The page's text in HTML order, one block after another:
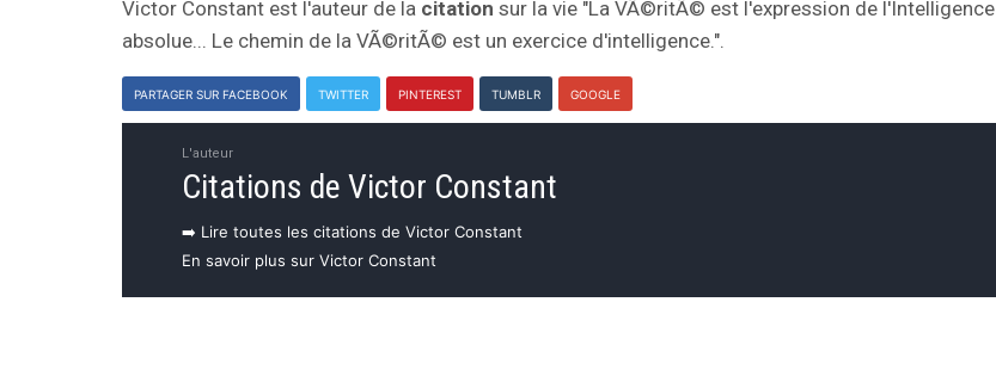
Victor Constant est l'auteur de la citation sur la vie "La VÃ©ritÃ© est l'expression de l'Intelligence
absolue... Le chemin de la VÃ©ritÃ© est un exercice d'intelligence.".
PARTAGER SUR FACEBOOK TWITTER PINTEREST TUMBLR GOOGLE
L'auteur
Citations de Victor Constant
➡️ Lire toutes les citations de Victor Constant
En savoir plus sur Victor Constant